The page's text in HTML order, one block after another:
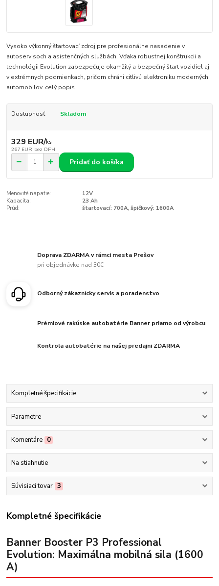
Vysoko výkonný štartovací zdroj pre profesionálne nasadenie v
autoservisoch a asistenčných službách. Vďaka robustnej konštrukcii a
technológii Evolution zabezpečuje okamžitý a bezpečný štart vozidiel aj
v extrémnych podmienkach, pričom chráni citlivú elektroniku moderných
automobilov. celý popis
Dostupnosť Skladom
329 EUR/ks
267 EUR bez DPH
Pridať do košíka
Menovité napätie:
12V
Kapacita:
23 Ah
Prúd:
štartovací: 700A, špičkový: 1600A
Doprava ZDARMA v rámci mesta Prešov
pri objednávke nad 30€
Odborný zákaznícky servis a poradenstvo
Prémiové rakúske autobatérie Banner priamo od výrobcu
Kontrola autobatérie na našej predajni ZDARMA
Kompletné špecifikácie
Parametre
Komentáre 0
Na stiahnutie
Súvisiaci tovar 3
Kompletné špecifikácie
Banner Booster P3 Professional
Evolution: Maximálna mobilná sila (1600
A)